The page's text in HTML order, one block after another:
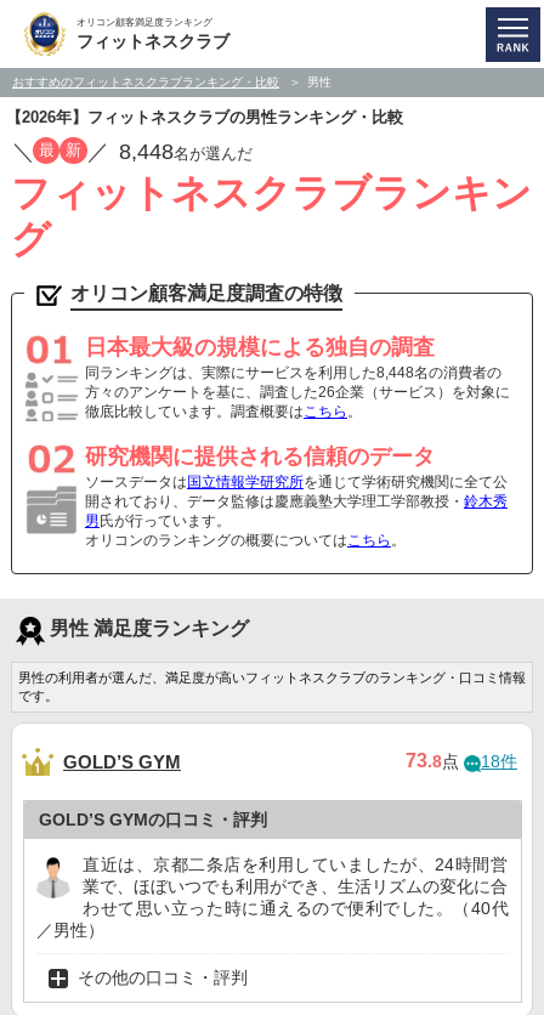
オリコン顧客満足度ランキング
フィットネスクラブ
おすすめのフィットネスクラブランキング・比較 男性
【2026年】フィットネスクラブの男性ランキング・比較
／ 最 新 ／ 8,448名が選んだ
フィットネスクラブランキン
グ
オリコン顧客満足度調査の特徴
日本最大級の規模による独自の調査
同ランキングは、実際にサービスを利用した8,448名の消費者の
方々のアンケートを基に、調査した26企業（サービス）を対象に
徹底比較しています。調査概要はこちら 。
研究機関に提供される信頼のデータ
ソースデータは 国立情報学研究所を通じて学術研究機関に全て公
開されており、データ監修は慶應義塾大学理工学部教授・ 鈴木秀
男 氏が行っています。
オリコンのランキングの概要についてはこちら 。
男性 満足度ランキング
男性の利用者が選んだ、満足度が高いフィットネスクラブのランキング・口コミ情報
です。
GOLD’S GYM 73.8点 18件
GOLD’S GYMの口コミ・評判
直近は、京都二条店を利用していましたが、24時間営
業で、ほぼいつでも利用ができ、生活リズムの変化に合
わせて思い立った時に通えるので便利でした。（40代
／男性）
その他の口コミ・評判